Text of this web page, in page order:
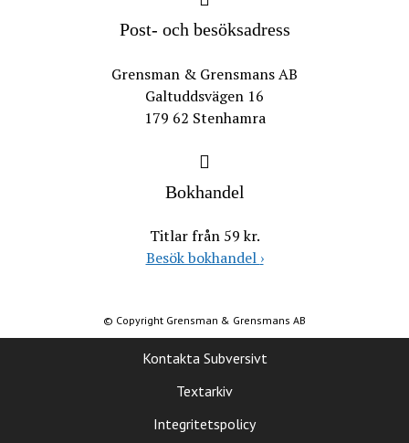
Post- och besöksadress
Grensman & Grensmans AB
Galtuddsvägen 16
179 62 Stenhamra
Bokhandel
Titlar från 59 kr.
Besök bokhandel ›
© Copyright Grensman & Grensmans AB
Kontakta Subversivt
Textarkiv
Integritetspolicy